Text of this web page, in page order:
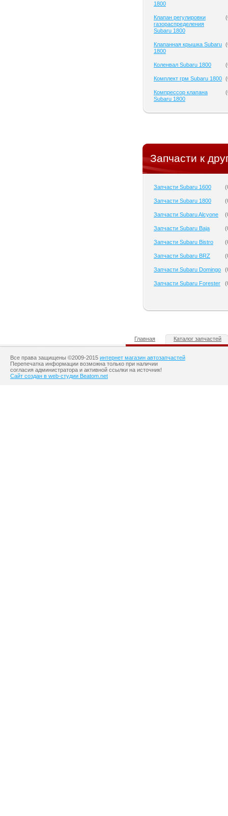
1800
Клапан регулировки
газораспределения
Subaru 1800
(
Клапанная крышка Subaru
1800
(
Коленвал Subaru 1800 (
Комплект грм Subaru 1800 (
Компрессор клапана
Subaru 1800
(
Запчасти к
Запчасти Subaru 1600 (
Запчасти Subaru 1800 (
Запчасти Subaru Alcyone (
Запчасти Subaru Baja (
Запчасти Subaru Bistro (
Запчасти Subaru BRZ (
Запчасти Subaru Domingo (
Запчасти Subaru Forester (
Главная Каталог запчастей
Все права защищены ©2009-2015 интернет магазин автозапчастей
Перепечатка информации возможна только при наличии
согласия администратора и активной ссылки на источник!
Сайт создан в web-студии Beatom.net